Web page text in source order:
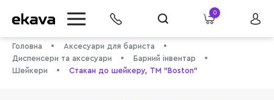
0
Головна
Аксесуари для бариста
Диспенсери та аксесуари
Барний інвентар
Шейкери
Стакан до шейкеру, ТМ "Boston"